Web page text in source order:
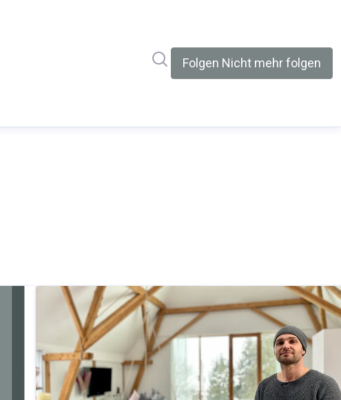
Im Newsroom suchen
Folgen Nicht mehr folgen